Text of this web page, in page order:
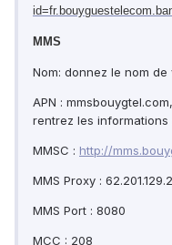
MMS
Nom: donnez le nom
APN :
rentrez les informations
MMSC : http://
MMS Proxy :
MMS Port : 8080
MCC : 208